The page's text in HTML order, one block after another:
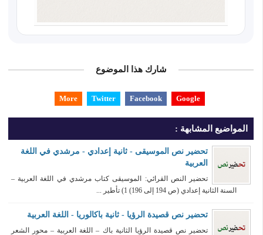
شارك هذا الموضوع
Google
Facebook
Twitter
More
المواضيع المشابهة :
تحضير نص الموسيقى - ثانية إعدادي - مرشدي في اللغة
العربية
تحضير النص القرائي: الموسيقى كتاب مرشدي في اللغة العربية –
السنة الثانية إعدادي (ص 194 إلى 196) 1) تأطير ...
تحضير نص قصيدة الرؤيا - ثانية باكالوريا - اللغة العربية
تحضير نص قصيدة الرؤيا الثانية باك – اللغة العربية – محور الشعر